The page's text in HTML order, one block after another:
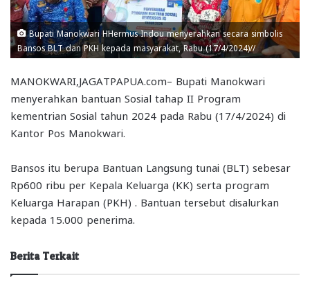
Bupati Manokwari HHermus Indou menyerahkan secara simbolis
Bansos BLT dan PKH kepada masyarakat, Rabu (17/4/2024)//
MANOKWARI,JAGATPAPUA.com– Bupati Manokwari
menyerahkan bantuan Sosial tahap II Program
kementrian Sosial tahun 2024 pada Rabu (17/4/2024) di
Kantor Pos Manokwari.
Bansos itu berupa Bantuan Langsung tunai (BLT) sebesar
Rp600 ribu per Kepala Keluarga (KK) serta program
Keluarga Harapan (PKH) . Bantuan tersebut disalurkan
kepada 15.000 penerima.
Berita Terkait